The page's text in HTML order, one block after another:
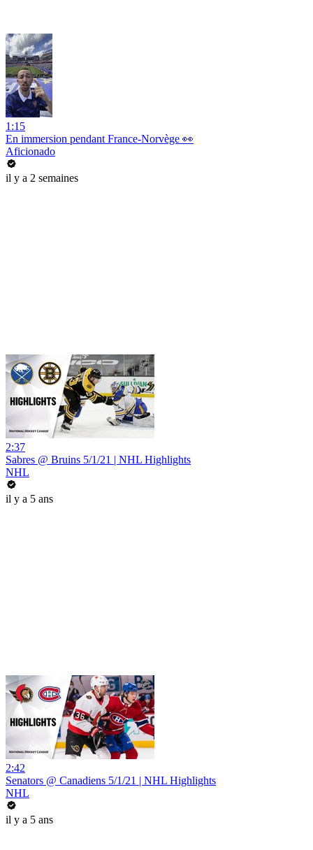
1:15
En immersion pendant France-Norvège 👀
Aficionado
il y a 2 semaines
2:37
Sabres @ Bruins 5/1/21 | NHL Highlights
NHL
il y a 5 ans
2:42
Senators @ Canadiens 5/1/21 | NHL Highlights
NHL
il y a 5 ans